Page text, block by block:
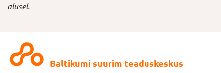
alusel.
Baltikumi suurim teaduskeskus